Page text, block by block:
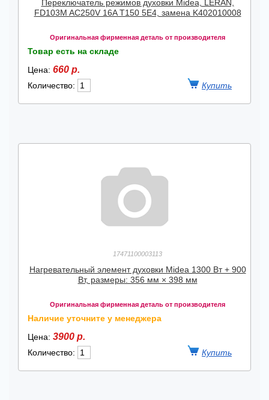
Переключатель режимов духовки Midea, LERAN,
FD103M AC250V 16A T150 5E4, замена K402010008
Оригинальная фирменная деталь от производителя
Товар есть на складе
Цена: 660 р.
Количество:
17471100003113
Нагревательный элемент духовки Midea 1300 Вт + 900
Вт, размеры: 356 мм × 398 мм
Оригинальная фирменная деталь от производителя
Наличие уточните у менеджера
Цена: 3900 р.
Количество: